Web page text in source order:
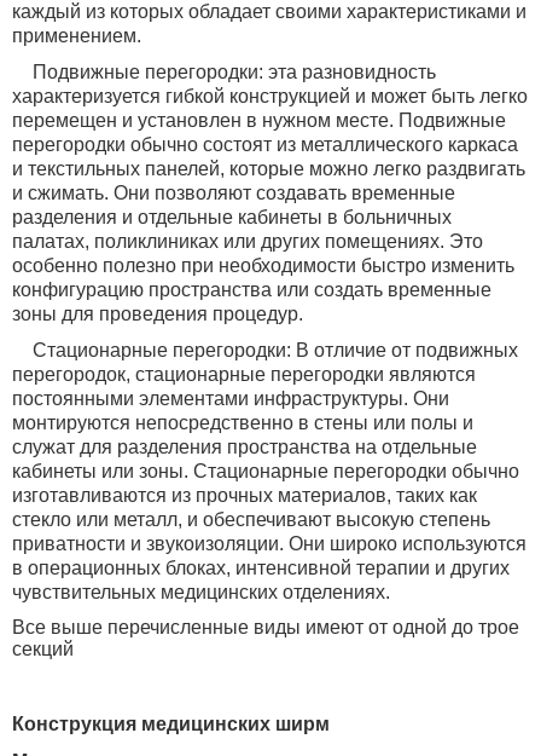
каждый из которых обладает своими характеристиками и
применением.
Подвижные перегородки: эта разновидность
характеризуется гибкой конструкцией и может быть легко
перемещен и установлен в нужном месте. Подвижные
перегородки обычно состоят из металлического каркаса
и текстильных панелей, которые можно легко раздвигать
и сжимать. Они позволяют создавать временные
разделения и отдельные кабинеты в больничных
палатах, поликлиниках или других помещениях. Это
особенно полезно при необходимости быстро изменить
конфигурацию пространства или создать временные
зоны для проведения процедур.
Стационарные перегородки: В отличие от подвижных
перегородок, стационарные перегородки являются
постоянными элементами инфраструктуры. Они
монтируются непосредственно в стены или полы и
служат для разделения пространства на отдельные
кабинеты или зоны. Стационарные перегородки обычно
изготавливаются из прочных материалов, таких как
стекло или металл, и обеспечивают высокую степень
приватности и звукоизоляции. Они широко используются
в операционных блоках, интенсивной терапии и других
чувствительных медицинских отделениях.
Все выше перечисленные виды имеют от одной до трое
секций
Конструкция медицинских ширм